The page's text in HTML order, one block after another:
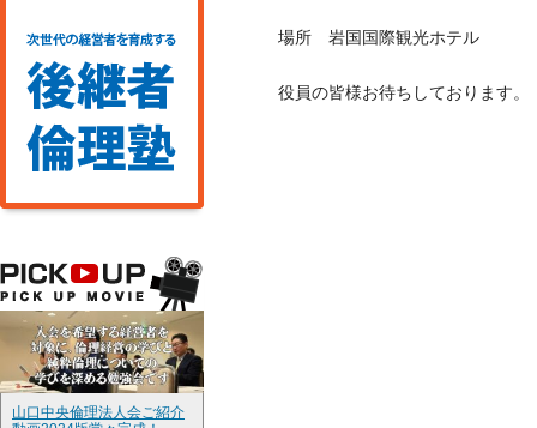
場所 岩国国際観光ホテル
役員の皆様お待ちしております。
山口中央倫理法人会ご紹介